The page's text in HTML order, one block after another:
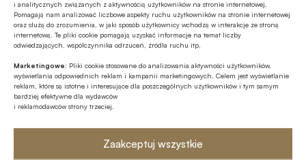
i analitycznych związanych z aktywnością użytkowników na stronie internetowej.
Pomagają nam analizować liczbowe aspekty ruchu użytkowników na stronie internetowej
oraz służą do zrozumienia, w jaki sposób użytkownicy wchodzą w interakcje ze stroną
internetową. Te pliki cookie pomagają uzyskać informacje na temat liczby
odwiedzających, współczynnika odrzuceń, źródła ruchu itp.
Marketingowe: Pliki cookie stosowane do analizowania aktywności użytkowników,
wyświetlania odpowiednich reklam i kampanii marketingowych. Celem jest wyświetlanie
reklam, które są istotne i interesujące dla poszczególnych użytkowników i tym samym
bardziej efektywne dla wydawców
i reklamodawców strony trzeciej.
Zaakceptuj wszystkie
GOSPODARKA
BIG InfoMonitor o przyczynach
rosnącego zadłużenia polskiego e-
commerce
CYBERBEZPIECZEŃSTWO
Apel Rady Przedsiębiorczości ws.
UE nad pakietem Digital Omnibus
CYBERBEZPIECZEŃSTWO